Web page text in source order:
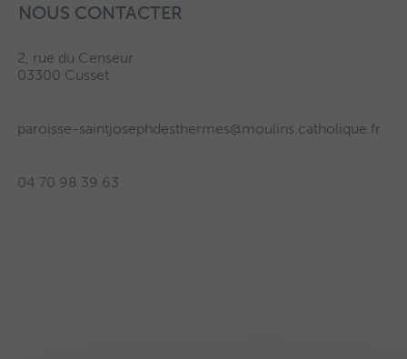
NOUS CONTACTER
2, rue du Censeur
03300 Cusset
paroisse-saintjosephdesthermes@moulins.catholique.fr
04 70 98 39 63